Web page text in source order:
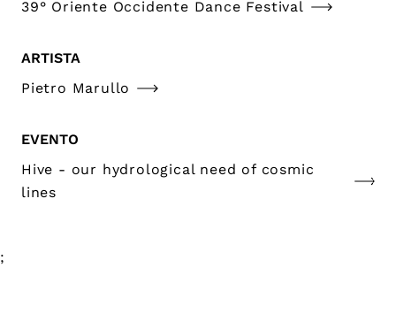
39° Oriente Occidente Dance Festival
ARTISTA
Pietro Marullo
EVENTO
Hive - our hydrological need of cosmic
lines
;